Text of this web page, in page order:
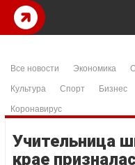
Все новости Экономика
Культура
Спорт Бизнес
Коронавирус
Учительница
крае